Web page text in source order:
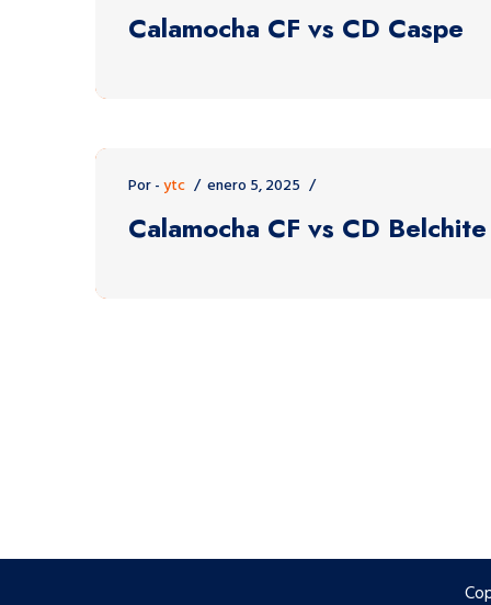
Calamocha CF vs CD Caspe
Por -ytc enero 5, 2025
Calamocha CF vs CD